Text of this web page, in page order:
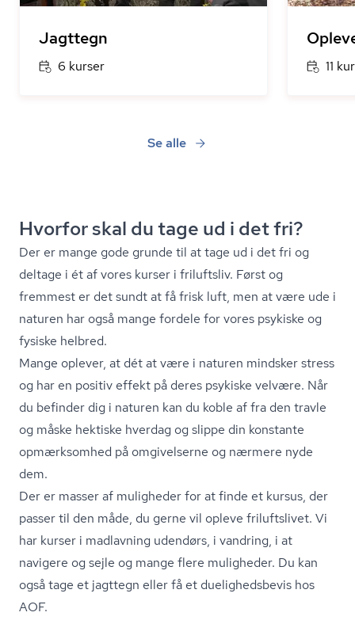
Jagttegn
6 kurser 11
Se alle
Hvorfor skal du tage ud i det fri?
Der er mange gode grunde til at tage ud i det fri og
deltage i ét af vores kurser i friluftsliv. Først og
fremmest er det sundt at få frisk luft, men at være ude i
naturen har også mange fordele for vores psykiske og
fysiske helbred.
Mange oplever, at dét at være i naturen mindsker stress
og har en positiv effekt på deres psykiske velvære. Når
du befinder dig i naturen kan du koble af fra den travle
og måske hektiske hverdag og slippe din konstante
opmærksomhed på omgivelserne og nærmere nyde
dem.
Der er masser af muligheder for at finde et kursus, der
passer til den måde, du gerne vil opleve friluftslivet. Vi
har kurser i madlavning udendørs, i vandring, i at
navigere og sejle og mange flere muligheder. Du kan
også tage et jagttegn eller få et du­e­lig­heds­be­vis hos
AOF.